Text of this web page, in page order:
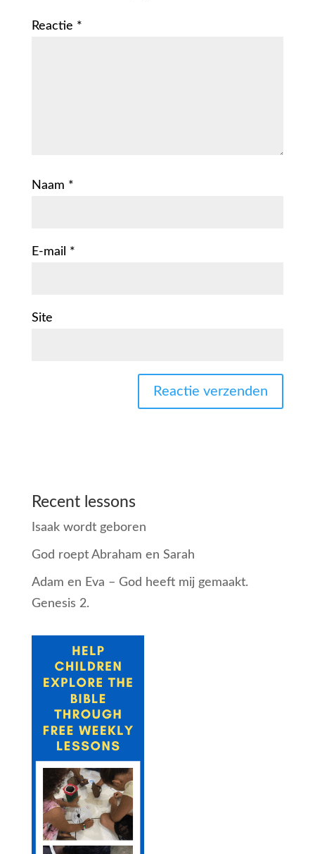
Reactie *
Naam *
E-mail *
Site
Recent lessons
Isaak wordt geboren
God roept Abraham en Sarah
Adam en Eva – God heeft mij gemaakt.
Genesis 2.